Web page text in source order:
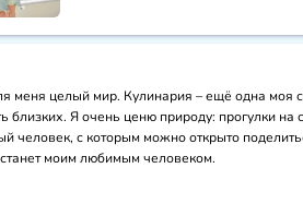
целый мир. Кулинария – ещё одна моя
Я очень ценю природу: прогулки
с которым можно открыто
моим любимым человеком.